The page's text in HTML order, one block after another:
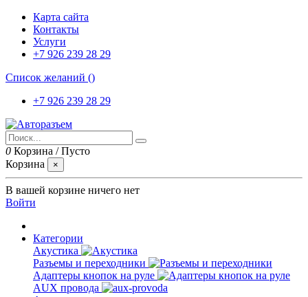
Карта сайта
Контакты
Услуги
+7 926 239 28 29
Список желаний ()
+7 926 239 28 29
0 Корзина /Пусто
Корзина
×
В вашей корзине ничего нет
Войти
Категории
Акустика
Разъемы и переходники
Адаптеры кнопок на руле
AUX провода